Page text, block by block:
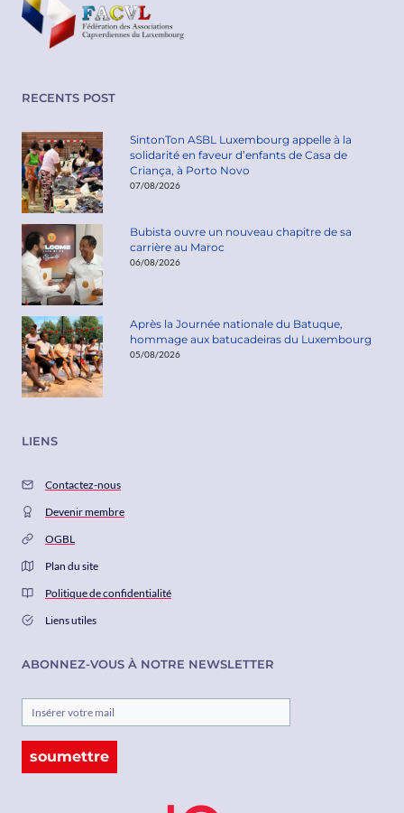
RECENTS POST
SintonTon ASBL Luxembourg appelle à la
solidarité en faveur d’enfants de Casa de
Criança, à Porto Novo
07/08/2026
Bubista ouvre un nouveau chapitre de sa
carrière au Maroc
06/08/2026
Après la Journée nationale du Batuque,
hommage aux batucadeiras du Luxembourg
05/08/2026
LIENS
Contactez-nous
Devenir membre
OGBL
Plan du site
Politique de confidentialité
Liens utiles
ABONNEZ-VOUS À NOTRE NEWSLETTER
soumettre